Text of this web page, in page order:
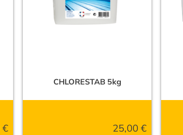
€
CHLORESTAB 5kg
25,00 €